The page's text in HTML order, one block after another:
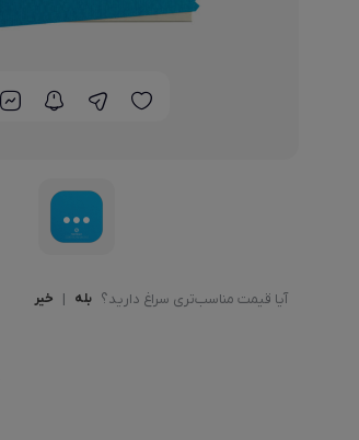
آیا قیمت مناسب‌تری سراغ دارید؟ بله | خیر